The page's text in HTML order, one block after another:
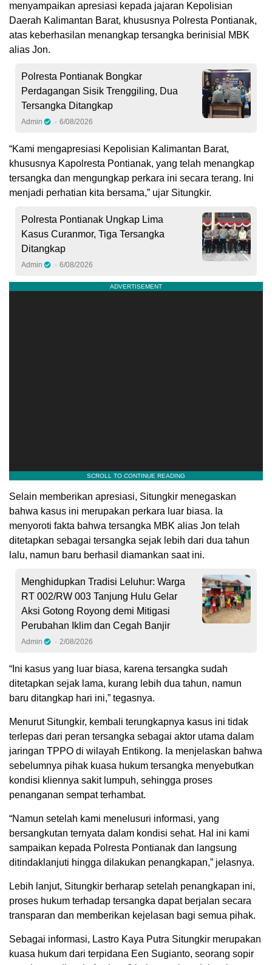
menyampaikan apresiasi kepada jajaran Kepolisian
Daerah Kalimantan Barat, khususnya Polresta Pontianak,
atas keberhasilan menangkap tersangka berinisial MBK
alias Jon.
Polresta Pontianak Bongkar
Perdagangan Sisik Trenggiling, Dua
Tersangka Ditangkap
Admin 6/08/2026
“Kami mengapresiasi Kepolisian Kalimantan Barat,
khususnya Kapolresta Pontianak, yang telah menangkap
tersangka dan mengungkap perkara ini secara terang. Ini
menjadi perhatian kita bersama,” ujar Situngkir.
Polresta Pontianak Ungkap Lima
Kasus Curanmor, Tiga Tersangka
Ditangkap
Admin 6/08/2026
Selain memberikan apresiasi, Situngkir menegaskan
bahwa kasus ini merupakan perkara luar biasa. Ia
menyoroti fakta bahwa tersangka MBK alias Jon telah
ditetapkan sebagai tersangka sejak lebih dari dua tahun
lalu, namun baru berhasil diamankan saat ini.
Menghidupkan Tradisi Leluhur: Warga
RT 002/RW 003 Tanjung Hulu Gelar
Aksi Gotong Royong demi Mitigasi
Perubahan Iklim dan Cegah Banjir
Admin 2/08/2026
“Ini kasus yang luar biasa, karena tersangka sudah
ditetapkan sejak lama, kurang lebih dua tahun, namun
baru ditangkap hari ini,” tegasnya.
Menurut Situngkir, kembali terungkapnya kasus ini tidak
terlepas dari peran tersangka sebagai aktor utama dalam
jaringan TPPO di wilayah Entikong. Ia menjelaskan bahwa
sebelumnya pihak kuasa hukum tersangka menyebutkan
kondisi kliennya sakit lumpuh, sehingga proses
penanganan sempat terhambat.
“Namun setelah kami menelusuri informasi, yang
bersangkutan ternyata dalam kondisi sehat. Hal ini kami
sampaikan kepada Polresta Pontianak dan langsung
ditindaklanjuti hingga dilakukan penangkapan,” jelasnya.
Lebih lanjut, Situngkir berharap setelah penangkapan ini,
proses hukum terhadap tersangka dapat berjalan secara
transparan dan memberikan kejelasan bagi semua pihak.
Sebagai informasi, Lastro Kaya Putra Situngkir merupakan
kuasa hukum dari terpidana Een Sugianto, seorang sopir